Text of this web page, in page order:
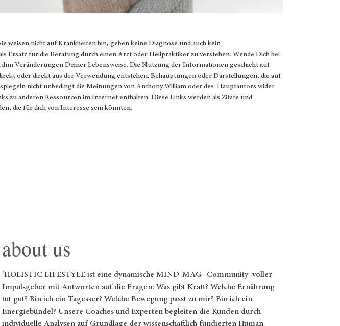
weisen nicht auf Krankheiten hin, geben keine Diagnose und auch kein
für die Beratung durch einen Arzt oder Heilpraktiker zu verstehen. Wende Dich bei
Veränderungen Deiner Lebensweise. Die Nutzung der Informationen geschieht auf
oder direkt aus der Verwendung entstehen. Behauptungen oder Darstellungen, die auf
nicht unbedingt die Meinungen von Anthony William oder des Hauptautors wider
zu anderen Ressourcen im Internet enthalten. Diese Links werden als Zitate und
die für dich von Interesse sein könnten.
about us
‘HOLISTIC LIFESTYLE ist eine dynamische MIND-MAG -Community voller
Impulsgeber mit Antworten auf die Fragen: Was gibt Kraft? Welche Ernährung
tut gut? Bin ich ein Tagesser? Welche Bewegung passt zu mir? Bin ich ein
Energiebündel? Unsere Coaches und Experten begleiten die Kunden durch
individuelle Analysen auf Grundlage der wissenschaftlich fundierten Human